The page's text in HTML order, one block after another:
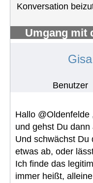
Konversation
Umgang mit
Gisa
Benutzer
Hallo @Oldenfelde
und gehst Du
Und schwächst Du
etwas ab, oder
Ich finde das
immer heißt,